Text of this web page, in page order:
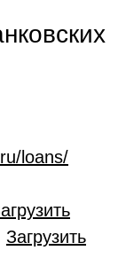
loans/
Загрузить